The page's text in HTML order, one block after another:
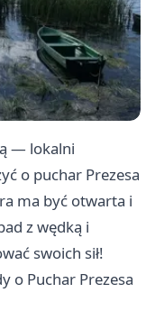
— lokalni
o puchar Prezesa
ma być otwarta i
z wędką i
swoich sił!
o Puchar Prezesa